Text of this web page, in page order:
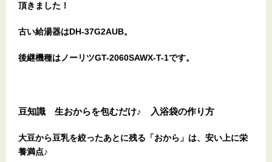
頂きました！
古い給湯器はDH-37G2AUB。
後継機種はノーリツGT-2060SAWX-T-1です。
豆知識 生おからを包むだけ♪ 入浴袋の作り方
大豆から豆乳を絞ったあとに残る「おから」は、安い上に栄
養満点♪